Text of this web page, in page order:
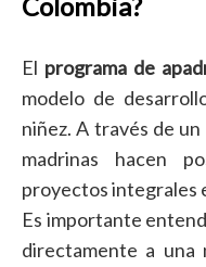
El programa de
modelo de
niñez. A través de
madrinas hacen
proyectos integrales
Es importante
directamente a una